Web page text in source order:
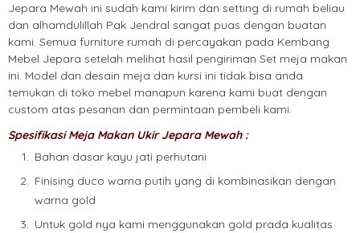
Jepara Mewah ini sudah kami kirim dan setting di rumah beliau
dan alhamdulillah Pak Jendral sangat puas dengan buatan
kami. Semua furniture rumah di percayakan pada Kembang
Mebel Jepara setelah melihat hasil pengiriman Set meja makan
ini. Model dan desain meja dan kursi ini tidak bisa anda
temukan di toko mebel manapun karena kami buat dengan
custom atas pesanan dan permintaan pembeli kami.
Spesifikasi Meja Makan Ukir Jepara Mewah :
Bahan dasar kayu jati perhutani
Finising duco warna putih yang di kombinasikan dengan
warna gold
Untuk gold nya kami menggunakan gold prada kualitas